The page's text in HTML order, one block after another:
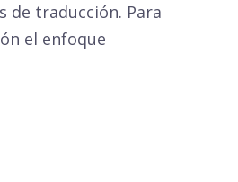
de traducción. Para
el enfoque